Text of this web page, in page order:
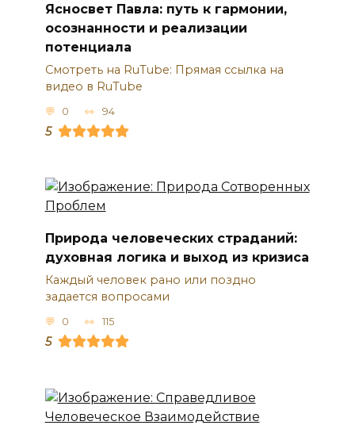
Ясносвет Павла: путь к гармонии,
осознанности и реализации
потенциала
Смотреть на RuTube: Прямая ссылка на
видео в RuTube
0 94
5
Природа человеческих страданий:
духовная логика и выход из кризиса
Каждый человек рано или поздно
задается вопросами
0 115
5